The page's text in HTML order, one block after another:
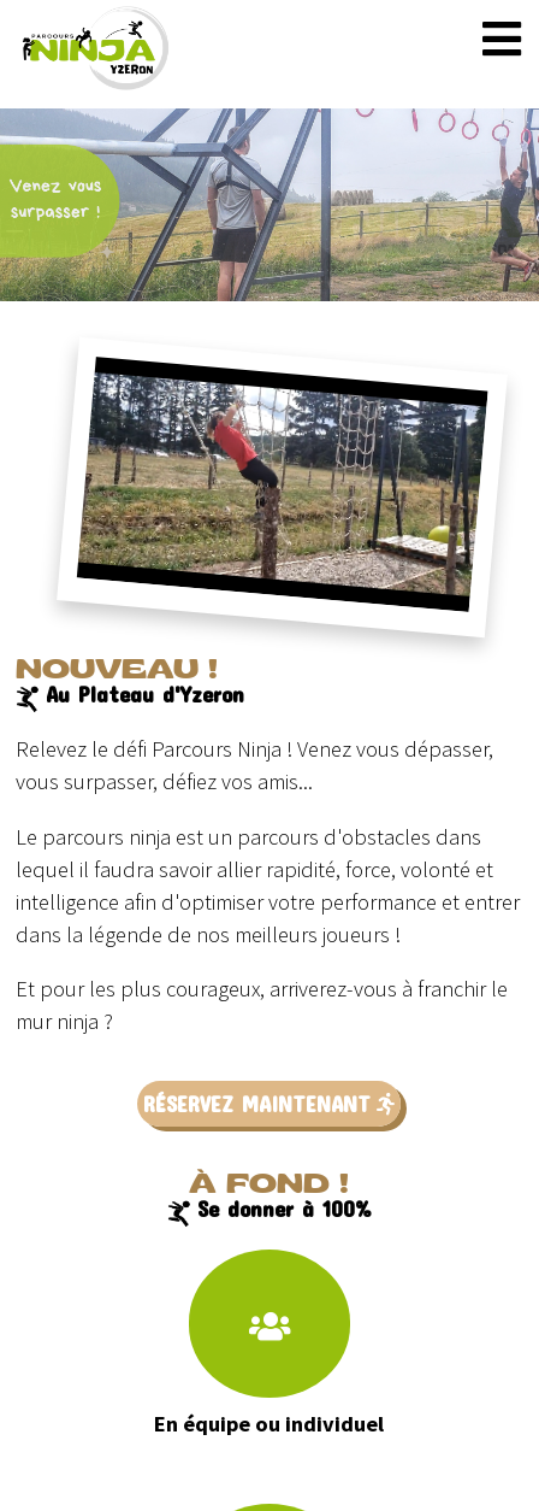
NOUVEAU !
Au Plateau d'Yzeron
Relevez le défi Parcours Ninja ! Venez vous dépasser,
vous surpasser, défiez vos amis...
Le parcours ninja est un parcours d'obstacles dans
lequel il faudra savoir allier rapidité, force, volonté et
intelligence afin d'optimiser votre performance et entrer
dans la légende de nos meilleurs joueurs !
Et pour les plus courageux, arriverez-vous à franchir le
mur ninja ?
RÉSERVEZ MAINTENANT
À FOND !
Se donner à 100%
En équipe ou individuel